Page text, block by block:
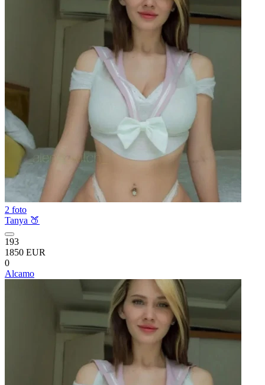
2 foto
Tanya 🍑
193
1850 EUR
0
Alcamo